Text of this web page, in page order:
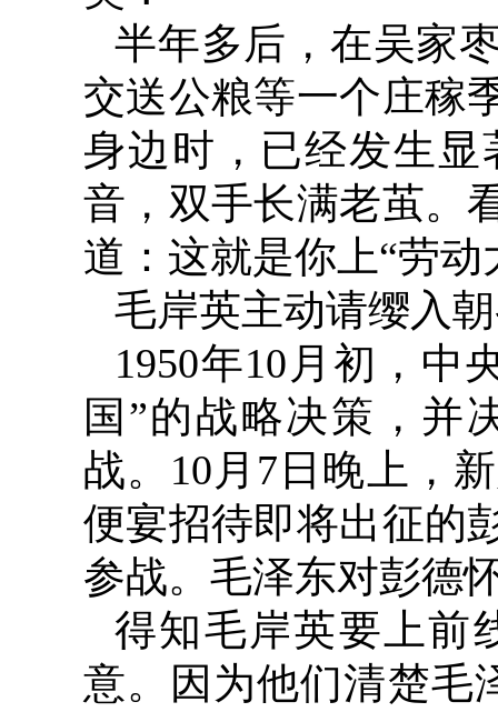
半年多后，在吴家
交送公粮等一个庄稼
身边时，已经发生
音，双手长满老茧。
道：这就是你上“劳
毛岸英主动请缨入
1950年10 月初，中
国”的战略决策，并
战。 10 月 7 日晚上，
便宴招待即将出征的
参战。毛泽东对彭德
得知毛岸英要上前
意。因为他们清楚毛